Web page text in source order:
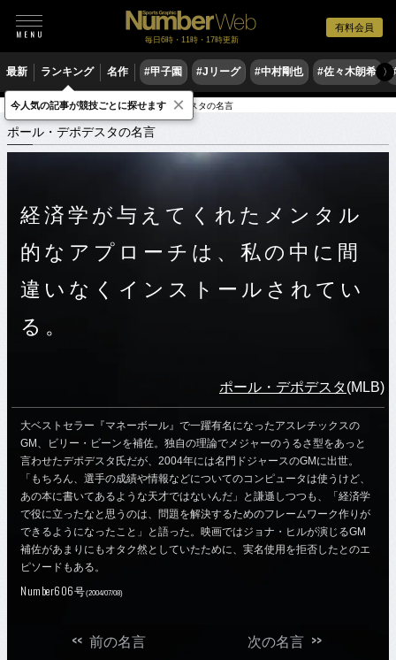
有料会員
毎日6時・11時・17時更新
最新 ランキング 名作 #甲子園 #Jリーグ #中村剛也 #佐々木朗希 〉
スポーツ名言集 ホ ポール・デポデスタの名言
ポール・デポデスタの名言
経済学が与えてくれたメンタル
的なアプローチは、私の中に間
違いなくインストールされてい
る。
ポール・デポデスタ(MLB)
大ベストセラー『マネーボール』で一躍有名になったアスレチックスの
GM、ビリー・ビーンを補佐。独自の理論でメジャーのうるさ型をあっと
言わせたデポデスタ氏だが、2004年には名門ドジャースのGMに出世。
「もちろん、選手の成績や情報などについてのコンピュータは使うけど、
あの本に書いてあるような天才ではないんだ」と謙遜しつつも、「経済学
で役に立ったなと思うのは、問題を解決するためのフレームワーク作りが
できるようになったこと」と語った。映画ではジョナ・ヒルが演じるGM
補佐があまりにもオタク然としていたために、実名使用を拒否したとのエ
ピソードもある。
Number606号(2004/07/08)
<< 前の名言 次の名言>>
今人気の記事が競技ごとに探せます ×